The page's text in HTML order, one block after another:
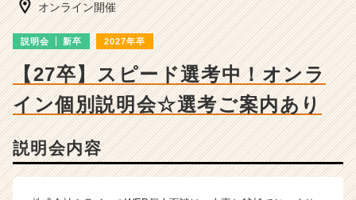
ら
カ
ト
オンライン開催
説明会 新卒 2027年卒
【27卒】スピード選考中！オンラ
イン個別説明会☆選考ご案内あり
説明会内容